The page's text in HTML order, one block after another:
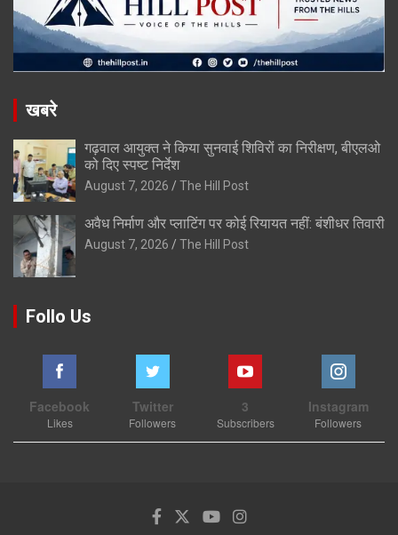
खबरे
गढ़वाल आयुक्त ने किया सुनवाई शिविरों का निरीक्षण, बीएलओ
को दिए स्पष्ट निर्देश
August 7, 2026 The Hill Post
अवैध निर्माण और प्लाटिंग पर कोई रियायत नहीं: बंशीधर तिवारी
August 7, 2026 The Hill Post
Follo Us
Facebook
Likes
Twitter
Followers
3
Subscribers
Instagram
Followers